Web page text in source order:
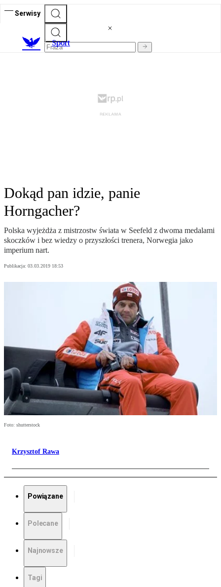
Serwisy
Sport
Dokąd pan idzie, panie
Horngacher?
Polska wyjeżdża z mistrzostw świata w Seefeld z dwoma medalami
skoczków i bez wiedzy o przyszłości trenera, Norwegia jako
imperium nart.
Publikacja: 03.03.2019 18:53
Foto: shutterstock
Krzysztof Rawa
Powiązane
Polecane
Najnowsze
Tagi